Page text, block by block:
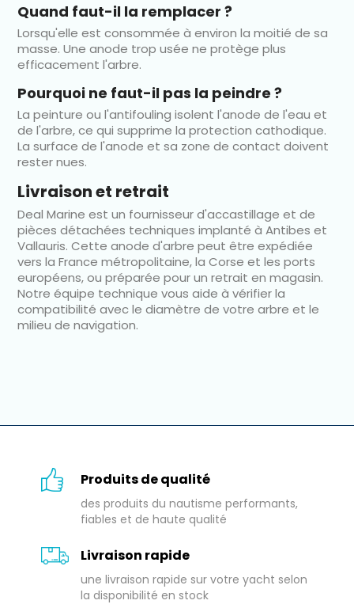
Quand faut-il la remplacer ?
Lorsqu'elle est consommée à environ la moitié de sa
masse. Une anode trop usée ne protège plus
efficacement l'arbre.
Pourquoi ne faut-il pas la peindre ?
La peinture ou l'antifouling isolent l'anode de l'eau et
de l'arbre, ce qui supprime la protection cathodique.
La surface de l'anode et sa zone de contact doivent
rester nues.
Livraison et retrait
Deal Marine est un fournisseur d'accastillage et de
pièces détachées techniques implanté à Antibes et
Vallauris. Cette anode d'arbre peut être expédiée
vers la France métropolitaine, la Corse et les ports
européens, ou préparée pour un retrait en magasin.
Notre équipe technique vous aide à vérifier la
compatibilité avec le diamètre de votre arbre et le
milieu de navigation.
Produits de qualité
des produits du nautisme performants,
fiables et de haute qualité
Livraison rapide
une livraison rapide sur votre yacht selon
la disponibilité en stock